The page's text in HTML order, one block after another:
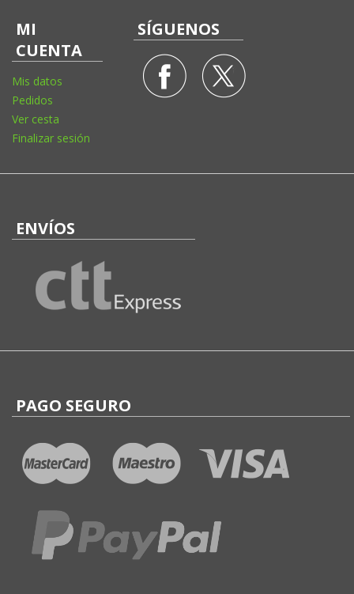
MI
CUENTA
Mis datos
Pedidos
Ver cesta
Finalizar sesión
SÍGUENOS
ENVÍOS
PAGO SEGURO